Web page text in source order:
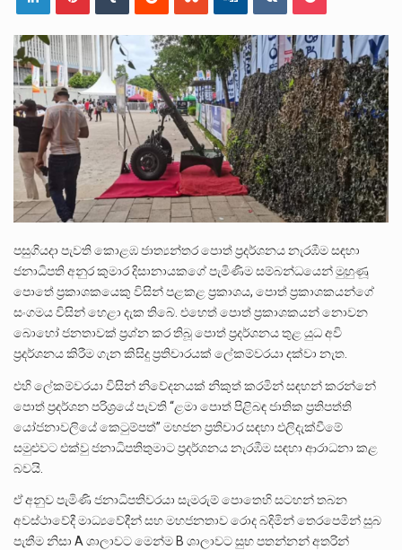
මේ, දන්නා හඳුනන ලියන්නකුගේ නන්නාඳුනන අඩවියක සැරිසරා ලද ආස්වාදනීය මොහොතක සිංහාවලෝකනයකි .කෙටි කවියක දිගු බර…
වත්මන් ආණ්ඩුවේ ප්‍රධාන පාර්ශවකරුවා වන ජනතා විමුක්ති පෙරමුණේ කාලයක පටන් තිබුණු ප්‍රධාන සටන් පාඨයක් වූවේ…
පසුගියදා පැවති කොළඹ ජාත්‍යන්තර පොත් ප්‍රදර්ශනය නැරඹීම සඳහා
ජනාධිපති අනුර කුමාර දිසානායකගේ පැමිණිම සම්බන්ධයෙන් මුහුණූ
පොතේ ‍ප්‍රකාශකයෙකු විසින් පළකළ ප්‍රකාශය, පොත් ප්‍රකාශකයන්ගේ
සංගමය විසින් හෙළා දැක තිබේ. එහෙත් පොත් ප්‍රකාශකයන් නොවන
බොහෝ ජනතාවක් ප්‍රශ්න කර තිබූ පොත් ප්‍රදර්ශනය තුළ යුධ අවි
ප්‍රදර්ශනය කිරීම ගැන කිසිදු ප්‍රතිචාරයක් ලේකම්වරයා දක්වා නැත.
එහි ලේකම්වරයා විසින් නිවේදනයක් නිකුත් කරමින් සඳහන් කරන්නේ
පොත් ප්‍රදර්ශන පරිශ්‍රයේ පැවති “ළමා පොත් පිළිබඳ ජාතික ප්‍රතිපත්ති
යෝජනාවලියේ කෙටුම්පත්” මහජන ප්‍රතිචාර සඳහා එලිදැක්වීමේ
සමුළුවට එක්වු ජනාධිපතිතුමාට ප්‍රදර්ශනය නැරඹීම සඳහා ආරාධනා කළ
බවයි.
ඒ අනුව පැමිණි ජනාධිපතිවරයා සැමරුම් පොතෙහි සටහන් තබන
අවස්ථාවේදී මාධ්‍යවේදීන් සහ මහජනතාව රොද බදිමින් තෙරපෙමින් සුබ
පැතීම නිසා A ශාලාවට මෙන්ම B ශාලාවට සුභ පතන්නන් අතරින්